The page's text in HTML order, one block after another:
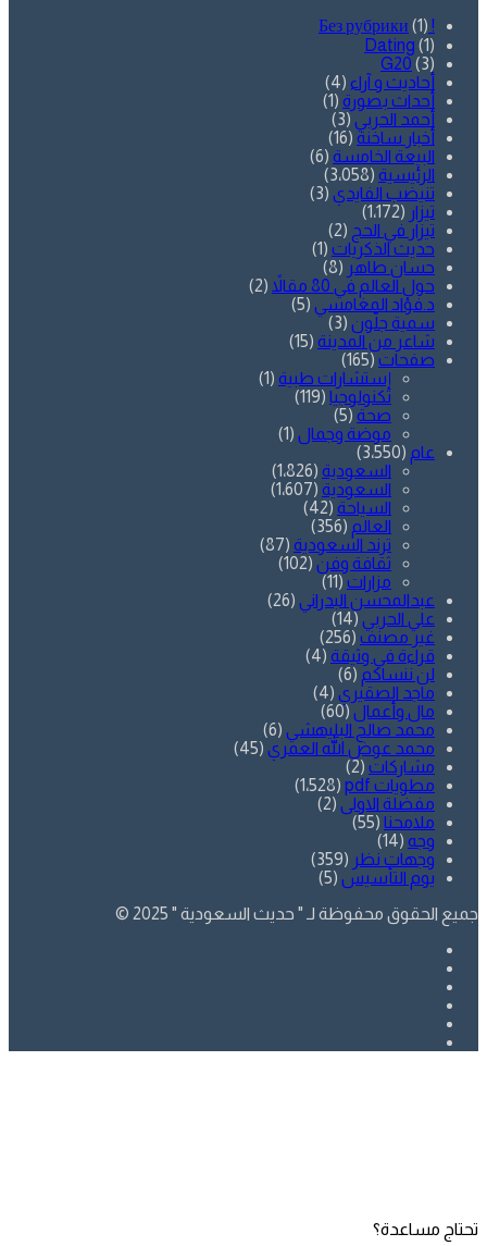
! Без рубрики
(1)
Dating (1)
G20 (3)
أحاديث و آراء (4)
أحداث بصورة (1)
أحمد الحربي (3)
أخبار ساخنة (16)
البيعة الخامسة (6)
الرئيسية (3٬058)
تنيضب الفايدي (3)
تيزار (1٬172)
تيزار في الحج (2)
حديث الذكريات (1)
حسان طاهر (8)
حول العالم في 80 مقالاً
(2)
د.فؤاد المغامسي (5)
سمية جلّون (3)
شاعر من المدينة (15)
صفحات (165)
إستشارات طبية (1)
تكنولوجيا (119)
صحة (5)
موضة وجمال (1)
عام (3٬550)
السعودية (1٬826)
السعودية (1٬607)
السياحة (42)
العالم (356)
ترند السعودية (87)
ثقافة وفن (102)
مزارات (11)
عبدالمحسن البدراني (26)
علي الحربي (14)
غير مصنف (256)
قراءة في وثيقة (4)
لن ننساكم (6)
ماجد الصقيري (4)
مال وأعمال (60)
محمد صالح البليهشي (6)
محمد عوض الله العمري (45)
مشاركات (2)
مطويات pdf
(1٬528)
مفضلة الاولى (2)
ملامحنا (55)
وجه (14)
وجهات نظر (359)
يوم التأسيس (5)
جميع الحقوق محفوظة لـ " حديث السعودية " 2025 ©
تحتاج مساعدة؟